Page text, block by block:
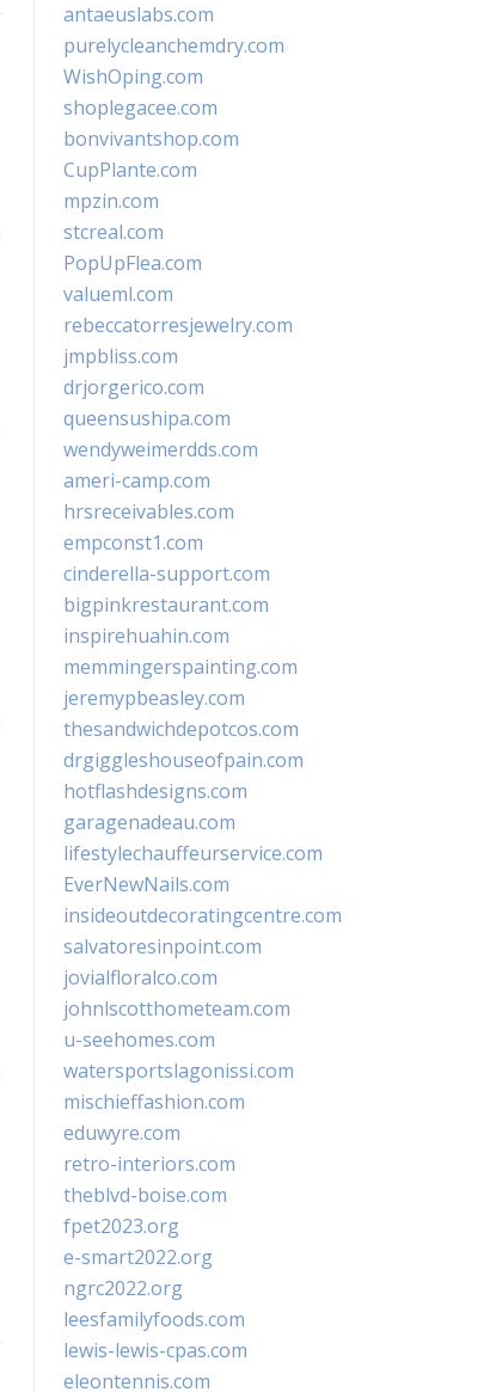
antaeuslabs.com
purelycleanchemdry.com
WishOping.com
shoplegacee.com
bonvivantshop.com
CupPlante.com
mpzin.com
stcreal.com
PopUpFlea.com
valueml.com
rebeccatorresjewelry.com
jmpbliss.com
drjorgerico.com
queensushipa.com
wendyweimerdds.com
ameri-camp.com
hrsreceivables.com
empconst1.com
cinderella-support.com
bigpinkrestaurant.com
inspirehuahin.com
memmingerspainting.com
jeremypbeasley.com
thesandwichdepotcos.com
drgiggleshouseofpain.com
hotflashdesigns.com
garagenadeau.com
lifestylechauffeurservice.com
EverNewNails.com
insideoutdecoratingcentre.com
salvatoresinpoint.com
jovialfloralco.com
johnlscotthometeam.com
u-seehomes.com
watersportslagonissi.com
mischieffashion.com
eduwyre.com
retro-interiors.com
theblvd-boise.com
fpet2023.org
e-smart2022.org
ngrc2022.org
leesfamilyfoods.com
lewis-lewis-cpas.com
eleontennis.com